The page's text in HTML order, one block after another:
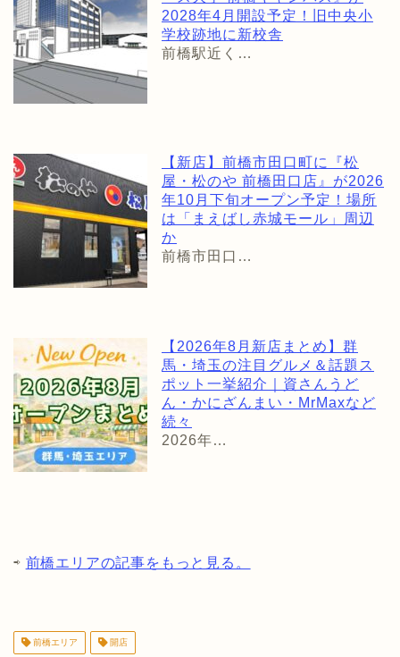
2028年4月開設予定！旧中央小
学校跡地に新校舎
前橋駅近く…
【新店】前橋市田口町に『松
屋・松のや 前橋田口店』が2026
年10月下旬オープン予定！場所
は「まえばし赤城モール」周辺
か
前橋市田口…
【2026年8月新店まとめ】群
馬・埼玉の注目グルメ＆話題ス
ポット一挙紹介｜資さんうど
ん・かにざんまい・MrMaxなど
続々
2026年…
⇨ 前橋エリアの記事をもっと見る。
前橋エリア 開店